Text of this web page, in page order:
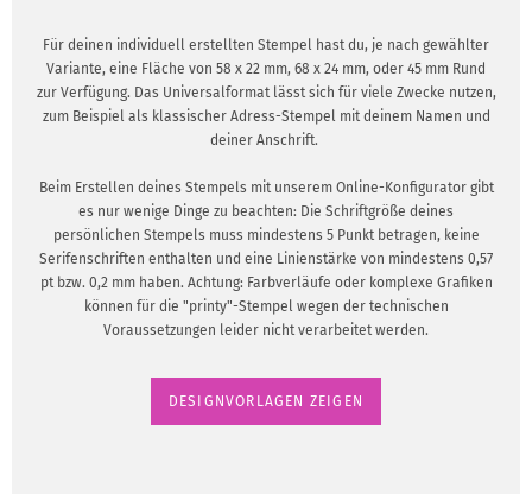
Für deinen individuell erstellten Stempel hast du, je nach gewählter
Variante, eine Fläche von 58 x 22 mm, 68 x 24 mm, oder 45 mm Rund
zur Verfügung. Das Universalformat lässt sich für viele Zwecke nutzen,
zum Beispiel als klassischer Adress-Stempel mit deinem Namen und
deiner Anschrift.
Beim Erstellen deines Stempels mit unserem Online-Konfigurator gibt
es nur wenige Dinge zu beachten: Die Schriftgröße deines
persönlichen Stempels muss mindestens 5 Punkt betragen, keine
Serifenschriften enthalten und eine Linienstärke von mindestens 0,57
pt bzw. 0,2 mm haben. Achtung: Farbverläufe oder komplexe Grafiken
können für die "printy"-Stempel wegen der technischen
Voraussetzungen leider nicht verarbeitet werden.
DESIGNVORLAGEN ZEIGEN